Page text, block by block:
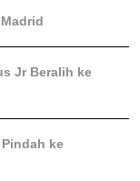
Jr Beralih ke
ke